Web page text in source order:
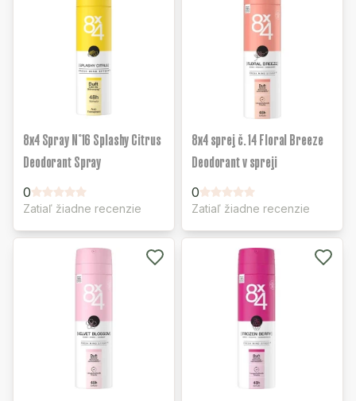
8x4 Spray N°16 Splashy Citrus
Deodorant Spray
0
Zatiaľ žiadne recenzie
8x4 sprej č. 14 Floral Breeze
Deodorant v spreji
0
Zatiaľ žiadne recenzie